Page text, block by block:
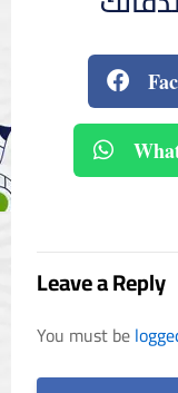
Leave a Reply
You must be